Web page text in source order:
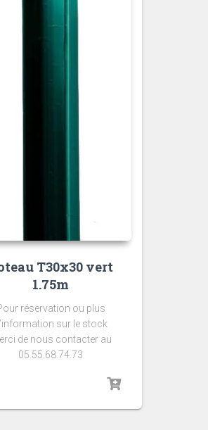
T30x30 vert
1.75m
réservation ou plus
sur le stock
de nous contacter au
05.55.68.74.73